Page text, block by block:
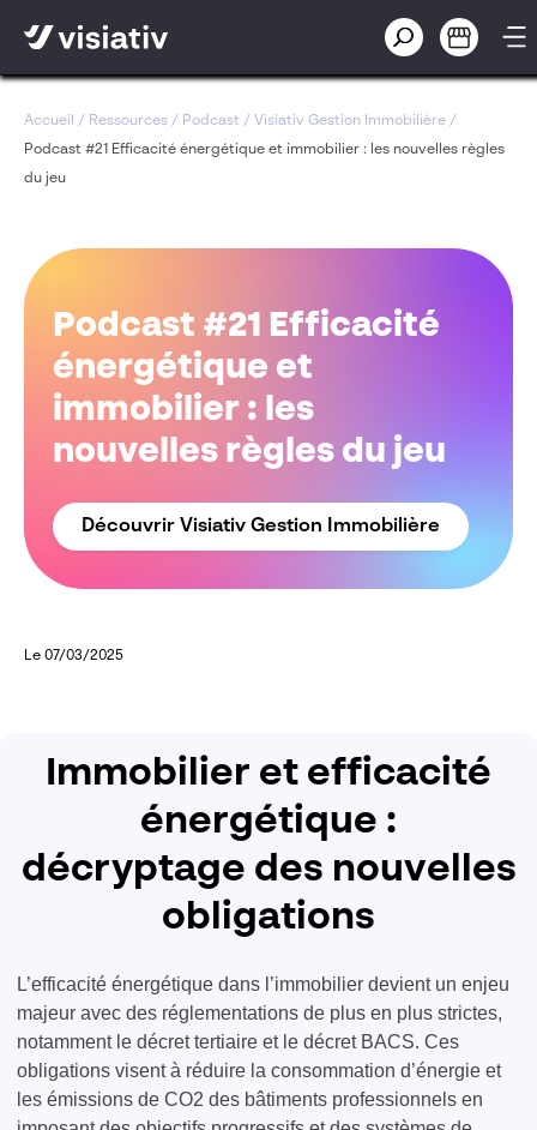
Accueil / Ressources / Podcast / Visiativ Gestion Immobilière /
Podcast #21 Efficacité énergétique et immobilier : les nouvelles règles
du jeu
Podcast #21 Efficacité
énergétique et
immobilier : les
nouvelles règles du jeu
Découvrir Visiativ Gestion Immobilière
Le 07/03/2025
Immobilier et efficacité
énergétique :
décryptage des nouvelles
obligations
L’efficacité énergétique dans l’immobilier devient un enjeu
majeur avec des réglementations de plus en plus strictes,
notamment le décret tertiaire et le décret BACS. Ces
obligations visent à réduire la consommation d’énergie et
les émissions de CO2 des bâtiments professionnels en